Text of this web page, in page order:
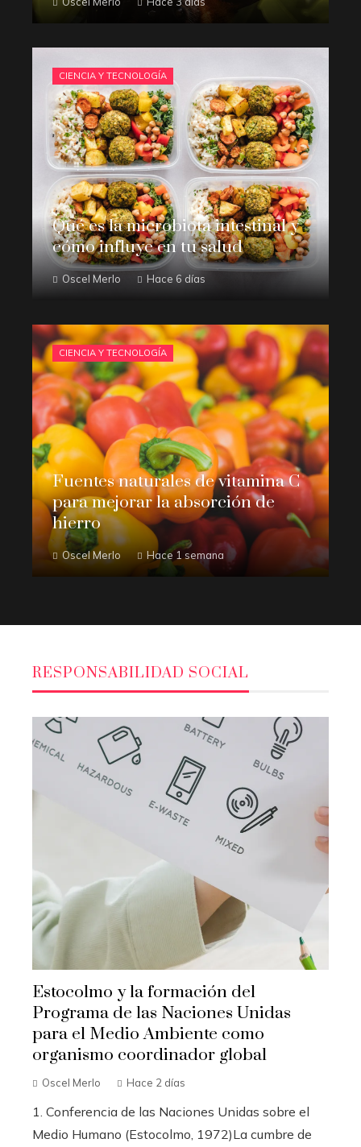
CIENCIA Y TECNOLOGÍA
Qué es la microbiota intestinal y
cómo influye en tu salud
Oscel Merlo Hace 6 días
CIENCIA Y TECNOLOGÍA
Fuentes naturales de vitamina C
para mejorar la absorción de
hierro
Oscel Merlo Hace 1 semana
RESPONSABILIDAD SOCIAL
Estocolmo y la formación del
Programa de las Naciones Unidas
para el Medio Ambiente como
organismo coordinador global
Oscel Merlo Hace 2 días
1. Conferencia de las Naciones Unidas sobre el
Medio Humano (Estocolmo, 1972)La cumbre de